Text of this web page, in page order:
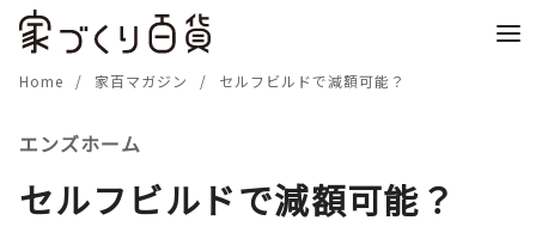
Home 家百マガジン セルフビルドで減額可能？
エンズホーム
セルフビルドで減額可能？